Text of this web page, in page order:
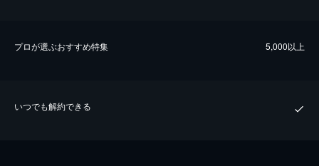
プロが選ぶおすすめ特集 5,000以上
いつでも解約できる